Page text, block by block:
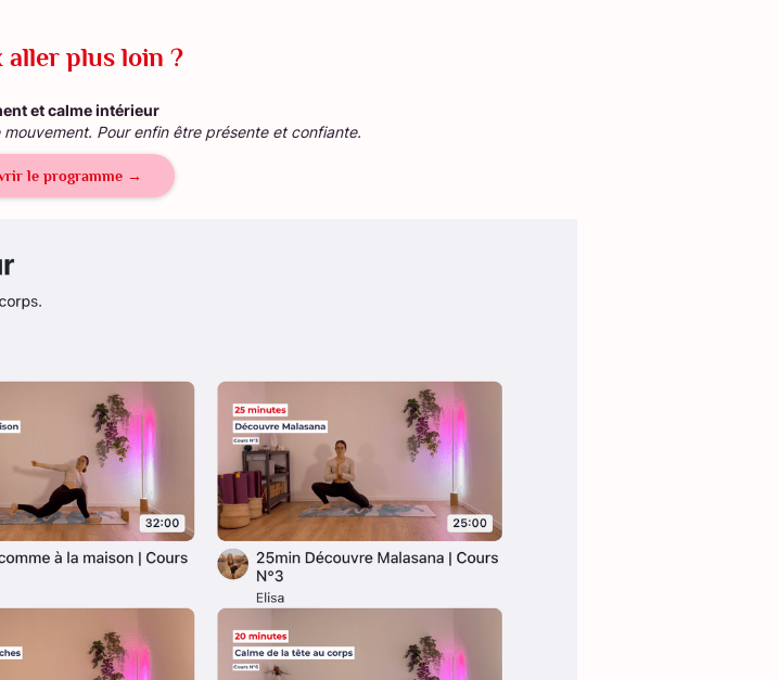
aller plus loin ?
et calme intérieur
Pour enfin être présente et confiante.
le programme →